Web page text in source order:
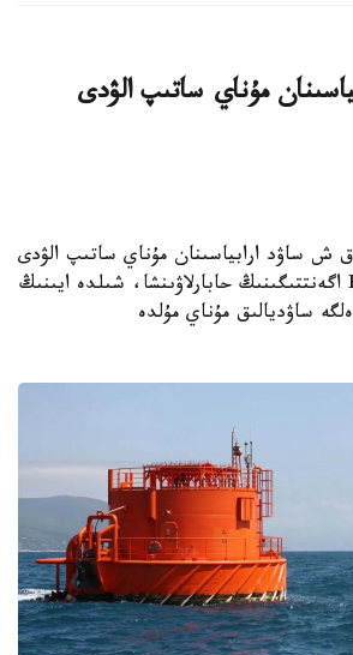
مۇناي ساتىپ الۋدى
ق ش ساۋد ارابياسىنان مۇناي ساتىپ الۋدى
توقتاتتى. Bloomberg اگەنتتىگىنىڭ حابارلاۋىنشا، شىلدە ايىنىڭ
ساۋديالىق مۇناي مۇلدە